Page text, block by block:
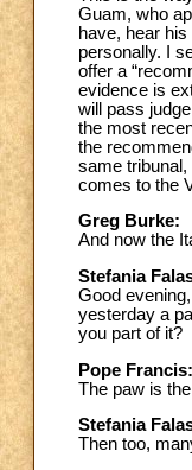
Guam, who
have, hear
personally. I
offer a
evidence is
will pass
the most
the
same tribunal,
comes to the
Greg Burke:
And now the
Stefania
Good
yesterday a
you part of it?
Pope Francis:
The paw is
Stefania
Then too,